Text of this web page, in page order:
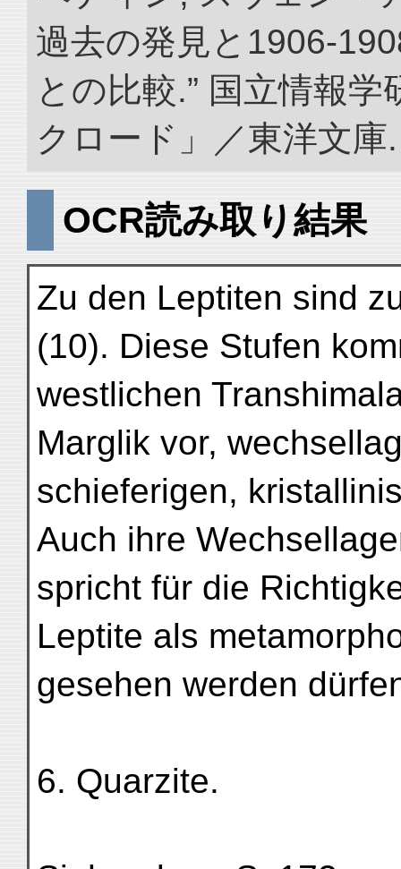
過去の発見と1906-
との比較.” 国立情報
クロード」／東洋文
OCR読み取り結果
Zu den Leptiten sind
(10). Diese Stufen
westlichen
Marglik vor,
schieferigen,
Auch ihre
spricht für die
Leptite als
gesehen werden
6. Quarzite.